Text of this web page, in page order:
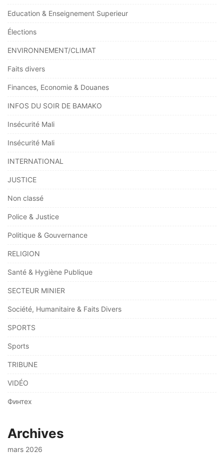
Education & Enseignement Superieur
Élections
ENVIRONNEMENT/CLIMAT
Faits divers
Finances, Economie & Douanes
INFOS DU SOIR DE BAMAKO
Insécurité Mali
Insécurité Mali
INTERNATIONAL
JUSTICE
Non classé
Police & Justice
Politique & Gouvernance
RELIGION
Santé & Hygiène Publique
SECTEUR MINIER
Société, Humanitaire & Faits Divers
SPORTS
Sports
TRIBUNE
VIDÉO
Финтех
Archives
mars 2026